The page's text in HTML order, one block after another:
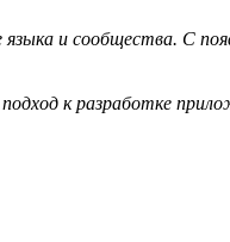
и сообщества. С
к разработке